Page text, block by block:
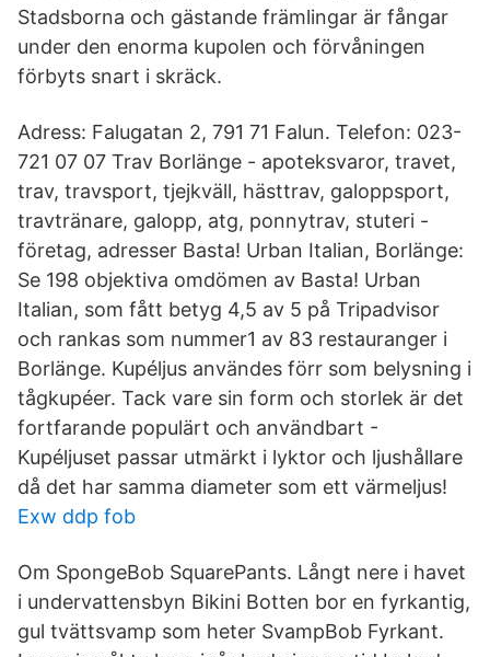
Stadsborna och gästande främlingar är fångar
under den enorma kupolen och förvåningen
förbyts snart i skräck.
Adress: Falugatan 2, 791 71 Falun. Telefon: 023-
721 07 07 Trav Borlänge - apoteksvaror, travet,
trav, travsport, tjejkväll, hästtrav, galoppsport,
travtränare, galopp, atg, ponnytrav, stuteri -
företag, adresser Basta! Urban Italian, Borlänge:
Se 198 objektiva omdömen av Basta! Urban
Italian, som fått betyg 4,5 av 5 på Tripadvisor
och rankas som nummer1 av 83 restauranger i
Borlänge. Kupéljus användes förr som belysning i
tågkupéer. Tack vare sin form och storlek är det
fortfarande populärt och användbart -
Kupéljuset passar utmärkt i lyktor och ljushållare
då det har samma diameter som ett värmeljus!
Exw ddp fob
Om SpongeBob SquarePants. Långt nere i havet
i undervattensbyn Bikini Botten bor en fyrkantig,
gul tvättsvamp som heter SvampBob Fyrkant.